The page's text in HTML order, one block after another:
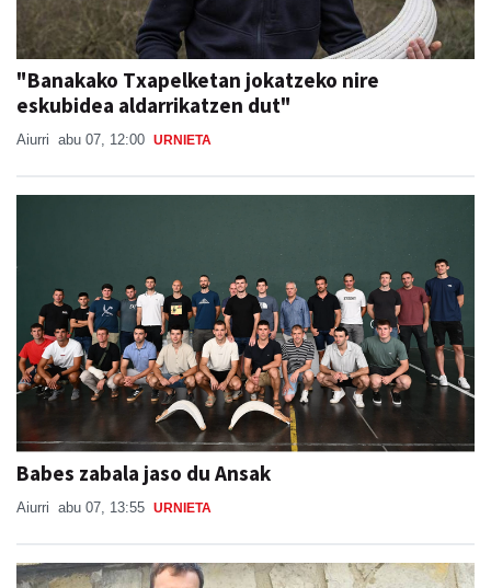
"Banakako Txapelketan jokatzeko nire
eskubidea aldarrikatzen dut"
Aiurri abu 07, 12:00 URNIETA
Babes zabala jaso du Ansak
Aiurri abu 07, 13:55 URNIETA